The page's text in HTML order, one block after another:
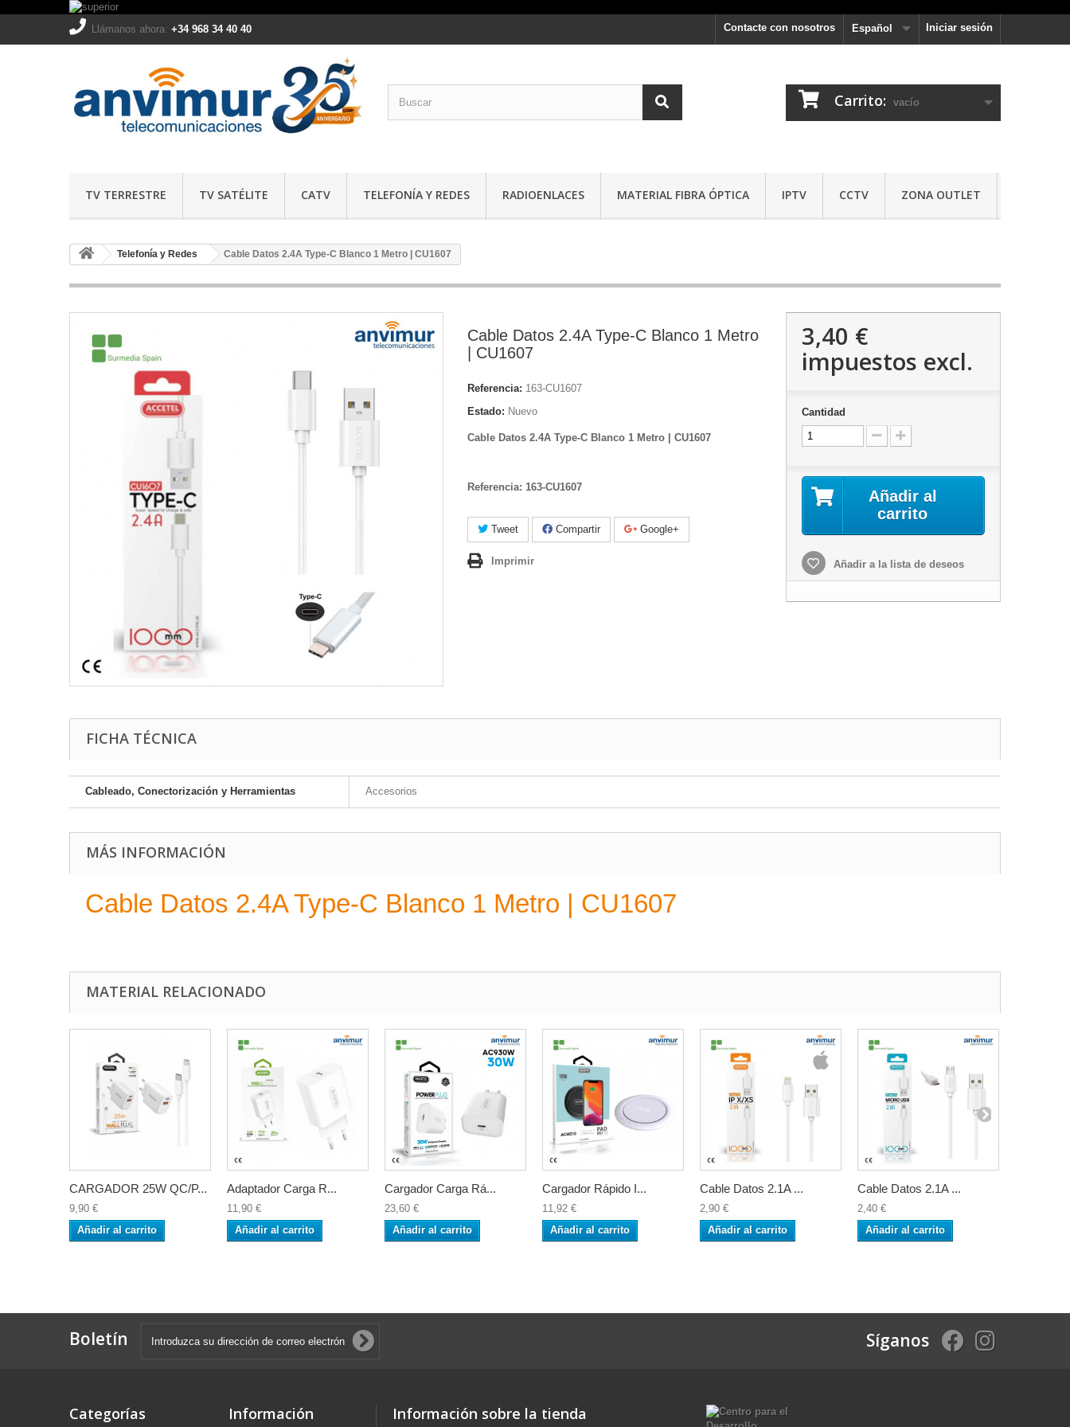
Iniciar sesión
Español
Contacte con nosotros
Llámanos ahora: +34 968 34 40 40
Carrito: vacío
TV TERRESTRE TV SATÉLITE CATV TELEFONÍA Y REDES RADIOENLACES MATERIAL FIBRA ÓPTICA IPTV CCTV ZONA OUTLET
Telefonía y Redes Cable Datos 2.4A Type-C Blanco 1 Metro | CU1607
Cable Datos 2.4A Type-C Blanco 1 Metro
| CU1607
Referencia: 163-CU1607
Estado: Nuevo
Cable Datos 2.4A Type-C Blanco 1 Metro | CU1607
Referencia: 163-CU1607
Tweet Compartir Google+
Imprimir
3,40 €
impuestos excl.
Cantidad
Añadir al
carrito
Añadir a la lista de deseos
FICHA TÉCNICA
Cableado, Conectorización y Herramientas Accesorios
MÁS INFORMACIÓN
Cable Datos 2.4A Type-C Blanco 1 Metro | CU1607
MATERIAL RELACIONADO
CARGADOR 25W QC/P...
9,90 €
Añadir al carrito
Adaptador Carga R...
11,90 €
Añadir al carrito
Cargador Carga Rá...
23,60 €
Añadir al carrito
Cargador Rápido I...
11,92 €
Añadir al carrito
Cable Datos 2.1A ...
2,90 €
Añadir al carrito
Cable Datos 2.1A ...
2,40 €
Añadir al carrito
Boletín Síganos
Categorías Información Información sobre la tienda